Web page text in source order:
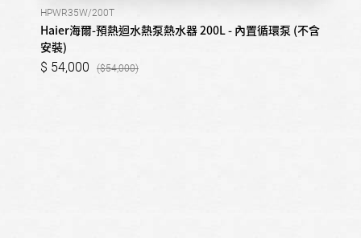
HPWR35W/200T
Haier海爾-預熱迴水熱泵熱水器 200L - 內置循環泵 (不含
安裝)
54,000 54,000